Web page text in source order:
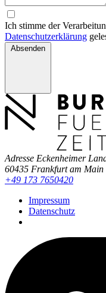
Ich stimme der
Datenschutzerklärung
Absenden
Adresse Eckenheimer
60435 Frankfurt am Main
+49 173 7650420
Impressum
Datenschutz